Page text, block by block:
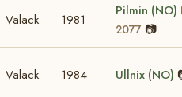
Valack 1981
Pilmin (NO)
2077 📷
Valack 1984 Ullnix (NO)